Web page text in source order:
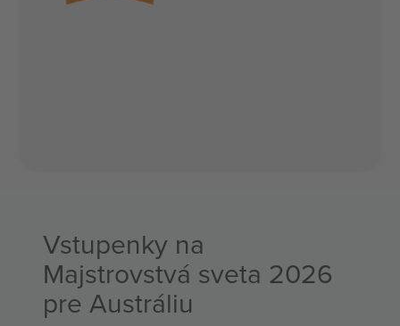
Vstupenky na
Majstrovstvá sveta 2026
pre Austráliu